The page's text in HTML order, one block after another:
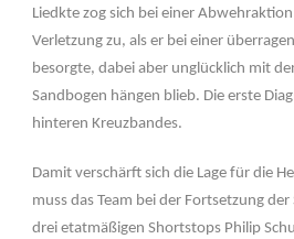
Liedkte zog sich bei einer
Verletzung zu, als er bei einer
besorgte, dabei aber unglücklich mit
Sandbogen hängen blieb. Die erste
hinteren Kreuzbandes.
Damit verschärft sich die Lage für die
muss das Team bei der Fortsetzung
drei etatmäßigen Shortstops Philip